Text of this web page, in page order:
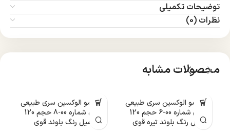
توضیحات تکمیلی
نظرات (0)
محصولات مشابه
رنگ مو الوکسین سری طبیعی
قوی شماره 00-6 حجم 120
میل رنگ بلوند تیره قوی
رنگ مو الوکسین سری طبیعی
قوی شماره 00-8 حجم 120
میل رنگ بلوند قوی